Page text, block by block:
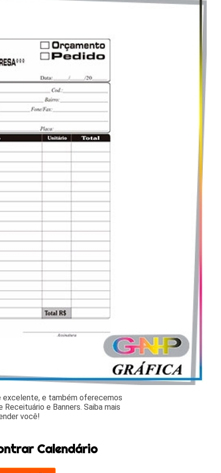
excelente, e também oferecemos
e Banners. Saiba mais
você!
Calendário